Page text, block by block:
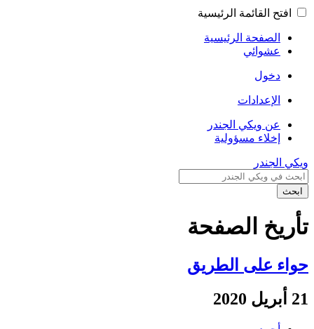
افتح القائمة الرئيسية
الصفحة الرئيسية
عشوائي
دخول
الإعدادات
عن ويكي الجندر
إخلاء مسؤولية
ويكي الجندر
ابحث
تأريخ الصفحة
حواء على الطريق
21 أبريل 2020